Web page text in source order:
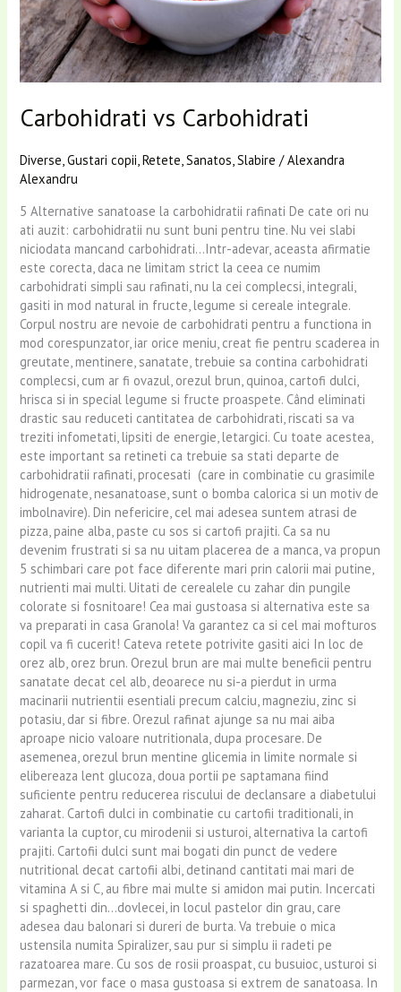
Carbohidrati vs Carbohidrati
Diverse,Gustari copii,Retete,Sanatos,Slabire /Alexandra
Alexandru
5 Alternative sanatoase la carbohidratii rafinati De cate ori nu
ati auzit: carbohidratii nu sunt buni pentru tine. Nu vei slabi
niciodata mancand carbohidrati…Intr-adevar, aceasta afirmatie
este corecta, daca ne limitam strict la ceea ce numim
carbohidrati simpli sau rafinati, nu la cei complecsi, integrali,
gasiti in mod natural in fructe, legume si cereale integrale.
Corpul nostru are nevoie de carbohidrati pentru a functiona in
mod corespunzator, iar orice meniu, creat fie pentru scaderea in
greutate, mentinere, sanatate, trebuie sa contina carbohidrati
complecsi, cum ar fi ovazul, orezul brun, quinoa, cartofi dulci,
hrisca si in special legume si fructe proaspete. Când eliminati
drastic sau reduceti cantitatea de carbohidrati, riscati sa va
treziti infometati, lipsiti de energie, letargici. Cu toate acestea,
este important sa retineti ca trebuie sa stati departe de
carbohidratii rafinati, procesati (care in combinatie cu grasimile
hidrogenate, nesanatoase, sunt o bomba calorica si un motiv de
imbolnavire). Din nefericire, cel mai adesea suntem atrasi de
pizza, paine alba, paste cu sos si cartofi prajiti. Ca sa nu
devenim frustrati si sa nu uitam placerea de a manca, va propun
5 schimbari care pot face diferente mari prin calorii mai putine,
nutrienti mai multi. Uitati de cerealele cu zahar din pungile
colorate si fosnitoare! Cea mai gustoasa si alternativa este sa
va preparati in casa Granola! Va garantez ca si cel mai mofturos
copil va fi cucerit! Cateva retete potrivite gasiti aici In loc de
orez alb, orez brun. Orezul brun are mai multe beneficii pentru
sanatate decat cel alb, deoarece nu si-a pierdut in urma
macinarii nutrientii esentiali precum calciu, magneziu, zinc si
potasiu, dar si fibre. Orezul rafinat ajunge sa nu mai aiba
aproape nicio valoare nutritionala, dupa procesare. De
asemenea, orezul brun mentine glicemia in limite normale si
elibereaza lent glucoza, doua portii pe saptamana fiind
suficiente pentru reducerea riscului de declansare a diabetului
zaharat. Cartofi dulci in combinatie cu cartofii traditionali, in
varianta la cuptor, cu mirodenii si usturoi, alternativa la cartofi
prajiti. Cartofii dulci sunt mai bogati din punct de vedere
nutritional decat cartofii albi, detinand cantitati mai mari de
vitamina A si C, au fibre mai multe si amidon mai putin. Incercati
si spaghetti din…dovlecei, in locul pastelor din grau, care
adesea dau balonari si dureri de burta. Va trebuie o mica
ustensila numita Spiralizer, sau pur si simplu ii radeti pe
razatoarea mare. Cu sos de rosii proaspat, cu busuioc, usturoi si
parmezan, vor face o masa gustoasa si extrem de sanatoasa. In